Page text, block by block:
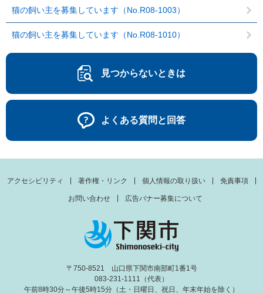
猫の飼い主を募集しています（No.R08-1003）
猫の飼い主を募集しています（No.R08-1010）
見つからないときは
よくある質問と回答
アクセシビリティ 著作権・リンク 個人情報の取り扱い 免責事項
お問い合わせ 広告バナー募集について
〒750-8521 山口県下関市南部町1番1号
083-231-1111（代表）
午前8時30分～午後5時15分（土・日曜日、祝日、年末年始を除く）